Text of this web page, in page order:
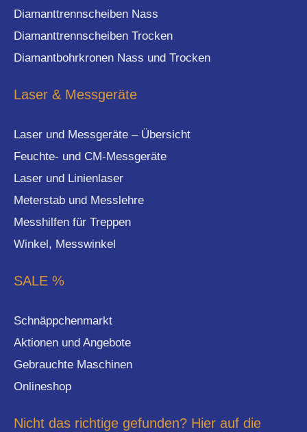
Diamanttrennscheiben Nass
Diamanttrennscheiben Trocken
Diamantbohrkronen Nass und Trocken
Laser & Messgeräte
Laser und Messgeräte – Übersicht
Feuchte- und CM-Messgeräte
Laser und Linienlaser
Meterstab und Messlehre
Messhilfen für Treppen
Winkel, Messwinkel
SALE %
Schnäppchenmarkt
Aktionen und Angebote
Gebrauchte Maschinen
Onlineshop
Nicht das richtige gefunden? Hier auf die